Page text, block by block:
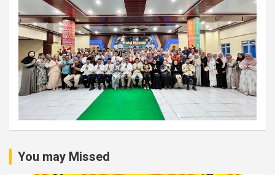
You may Missed